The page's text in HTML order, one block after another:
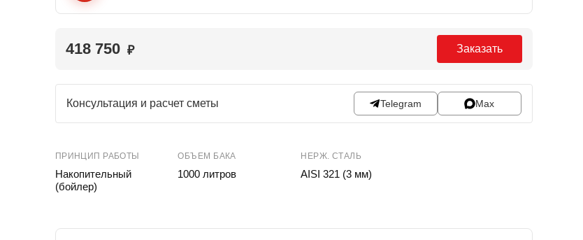
418 750 ₽ Заказать
Консультация и расчет сметы Telegram Max
ПРИНЦИП РАБОТЫ
Накопительный
(бойлер)
ОБЪЕМ БАКА
1000 литров
НЕРЖ. СТАЛЬ
AISI 321 (3 мм)